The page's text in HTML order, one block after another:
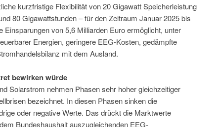
kurzfristige Flexibilität von 20 Gigawatt Speicherleistung
80 Gigawattstunden – für den Zeitraum Januar 2025 bis
von 5,6 Milliarden Euro ermöglicht, unter
Energien, geringere EEG-Kosten, gedämpfte
mit dem Ausland.
bewirken würde
Solarstrom nehmen Phasen sehr hoher gleichzeitiger
bezeichnet. In diesen Phasen sinken die
oder negative Werte. Das drückt die Marktwerte
Bundeshaushalt auszugleichenden EEG-